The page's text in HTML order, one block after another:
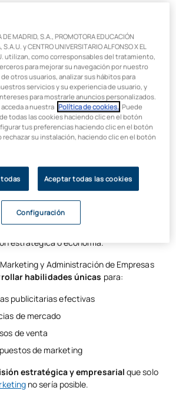
de grandes corporaciones donde tu
exponencial.
de Marketing y ADE
de la publicidad y las estrategias
Grado en ADE y Marketingpuede ser
Esta combinación te proporcionará una
funcionamiento empresarial con un
la promoción y venta de productos y
titulación, profundizarás en temas como
el comportamiento y psicología
de mercados, el branding y
así como en temáticas
estratégica o economía.
y Administración de Empresas
habilidades únicas para:
publicitarias efectivas
de mercado
de venta
de marketing
estratégica y empresarialque solo
no sería posible.
DE MADRID, S.A., PROMOTORA EDUCACIÓN
y CENTRO UNIVERSITARIO ALFONSO X EL
utilizan, como corresponsables del tratamiento,
para mejorar su navegación por nuestro
otros usuarios, analizar sus hábitos para
servicios y su experiencia de usuario, y
para mostrarle anuncios personalizados.
a nuestra Política de cookies. . Puede
todas las cookies haciendo clic en el botón
tus preferencias haciendo clic en el botón
rechazar su instalación, haciendo clic en el botón
todas Aceptar todas las cookies
Configuración